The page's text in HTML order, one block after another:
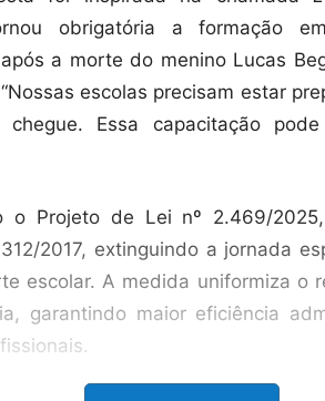
obrigatória a formação
a morte do menino Lucas
escolas precisam estar
chegue. Essa capacitação
o Projeto de Lei nº 2.469/
2017, extinguindo a jornada
escolar. A medida uniformiza o
garantindo maior eficiência